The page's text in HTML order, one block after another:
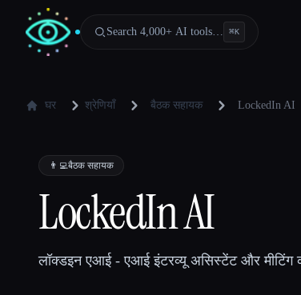
Search 4,000+ AI tools… ⌘K
घर श्रेणियाँ बैठक सहायक LockedIn AI
👨‍💻बैठक सहायक
LockedIn AI
लॉक्डइन एआई - एआई इंटरव्यू असिस्टेंट और मीटिंग